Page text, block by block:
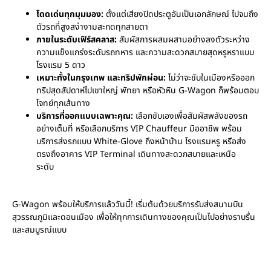
โดดเด่นทุกมุมมอง:ตั้งแต่เสียงปิดประตูอันเป็นเอกลักษณ์ ไปจนถึง
ตัวรถที่สูงสง่างามสะกดทุกสายตา
ภายในระดับเฟิร์สคลาส:สัมผัสการผสมผสานอย่างลงตัวระหว่าง
ความแข็งแกร่งระดับรถทหาร และความสะดวกสบายสุดหรูหราแบบ
โรงแรม 5 ดาว
เหมาะทั้งในกรุงเทพ และทริปพักผ่อน:ไม่ว่าจะขับในเมืองหรือออก
ทริปสุดสัปดาห์ไปเขาใหญ่ พัทยา หรือหัวหิน G-Wagon ก็พร้อมตอบ
โจทย์ทุกเส้นทาง
บริการที่ออกแบบเฉพาะคุณ: เลือกขับเองเพื่อสัมผัสพลังของรถ
อย่างเต็มที่ หรือเลือกบริการ VIP Chauffeur มืออาชีพ พร้อม
บริการส่งรถแบบ White-Glove ถึงหน้าบ้าน โรงแรมหรู หรือส่ง
ตรงถึงอาคาร VIP Terminal เดินทางสะดวกสบายและเหนือ
ระดับ
G-Wagon พร้อมให้บริการแล้ววันนี้! เริ่มต้นด้วยบริการรับส่งสนามบิน
สุวรรณภูมิและดอนเมือง เพื่อให้ทุกการเดินทางของคุณเป็นไปอย่างราบรื่น
และสมบูรณ์แบบ